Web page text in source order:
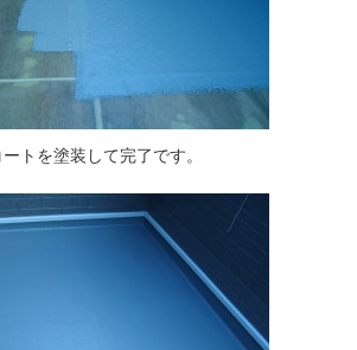
トを塗装して完了です。